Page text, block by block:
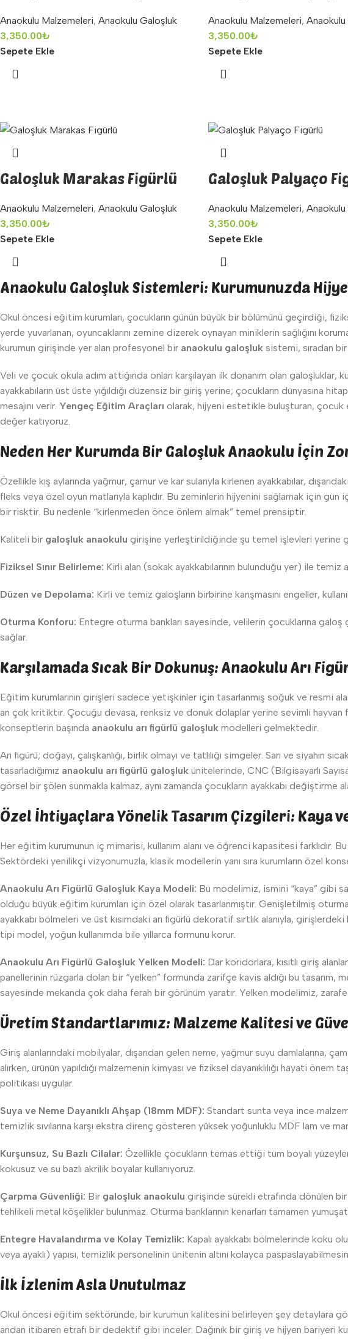
Anaokulu Malzemeleri, Anaokulu Galoşluk
3,350.00₺
Sepete Ekle
Anaokulu Malzemeleri,
3,350.00₺
Sepete Ekle
Galoşluk Marakas Figürlü
Anaokulu Malzemeleri, Anaokulu Galoşluk
3,350.00₺
Sepete Ekle
Galoşluk Palyaço
Anaokulu Malzemeleri,
3,350.00₺
Sepete Ekle
Anaokulu Galoşluk Sistemleri: Kurumunuzda
Okul öncesi eğitim kurumları, çocukların günün büyük bir bölümünü geçirdiği,
yerde yuvarlanan, oyuncaklarını zemine dizerek oynayan miniklerin sağlığını
kurumun girişinde yer alan profesyonel bir anaokulu galoşluk sistemi, sıradan
Veli ve çocuk okula adım attığında onları karşılayan ilk donanım olan
ayakkabıların üst üste yığıldığı düzensiz bir giriş yerine; çocukların dünyasına
mesajını verir. Yengeç Eğitim Araçları olarak, hijyeni estetikle buluşturan, çocuk
değer katıyoruz.
Neden Her Kurumda Bir Galoşluk Anaokulu İçin
Özellikle kış aylarında yağmur, çamur ve kar sularıyla kirlenen ayakkabılar,
fleks veya özel oyun matlarıyla kaplıdır. Bu zeminlerin hijyenini sağlamak için
bir risktir. Bu nedenle “kirlenmeden önce önlem almak” temel prensiptir.
Kaliteli bir galoşluk anaokulu girişine yerleştirildiğinde şu temel işlevleri yerine
Fiziksel Sınır Belirleme: Kirli alan (sokak ayakkabılarının bulunduğu yer) ile temiz
Düzen ve Depolama: Kirli ve temiz galoşların birbirine karışmasını engeller,
Oturma Konforu: Entegre oturma bankları sayesinde, velilerin çocuklarına
sağlar.
Karşılamada Sıcak Bir Dokunuş: Anaokulu Arı
Eğitim kurumlarının girişleri sadece yetişkinler için tasarlanmış soğuk ve resmi
an çok kritiktir. Çocuğu devasa, renksiz ve donuk dolaplar yerine sevimli hayvan
konseptlerin başında anaokulu arı figürlü galoşluk modelleri gelmektedir.
Arı figürü; doğayı, çalışkanlığı, birlik olmayı ve tatlılığı simgeler. Sarı ve
tasarladığımız anaokulu arı figürlü galoşluk ünitelerinde, CNC (Bilgisayarlı
görsel bir şölen sunmakla kalmaz, aynı zamanda çocukların ayakkabı değiştirme
Özel İhtiyaçlara Yönelik Tasarım Çizgileri: Kaya
Her eğitim kurumunun iç mimarisi, kullanım alanı ve öğrenci kapasitesi farklıdır.
Sektördeki yenilikçi vizyonumuzla, klasik modellerin yanı sıra kurumların özel
Anaokulu Arı Figürlü Galoşluk Kaya Modeli: Bu modelimiz, ismini “kaya” gibi
olduğu büyük eğitim kurumları için özel olarak tasarlanmıştır. Genişletilmiş
ayakkabı bölmeleri ve üst kısımdaki arı figürlü dekoratif sırtlık alanıyla,
tipi model, yoğun kullanımda bile yıllarca formunu korur.
Anaokulu Arı Figürlü Galoşluk Yelken Modeli: Dar koridorlara, kısıtlı giriş
panellerinin rüzgarla dolan bir “yelken” formunda zarifçe kavis aldığı bu tasarım,
sayesinde mekanda çok daha ferah bir görünüm yaratır. Yelken modelimiz,
Üretim Standartlarımız: Malzeme Kalitesi ve
Giriş alanlarındaki mobilyalar, dışarıdan gelen neme, yağmur suyu damlalarına,
alırken, ürünün yapıldığı malzemenin kimyası ve fiziksel dayanıklılığı hayati
politikası uygular.
Suya ve Neme Dayanıklı Ahşap (18mm MDF): Standart sunta veya ince
temizlik sıvılarına karşı ekstra direnç gösteren yüksek yoğunluklu MDF lam ve
Kurşunsuz, Su Bazlı Cilalar: Özellikle çocukların temas ettiği tüm boyalı
kokusuz ve su bazlı akrilik boyalar kullanıyoruz.
Çarpma Güvenliği: Bir galoşluk anaokulu girişinde sürekli etrafında dönülen bir
tehlikeli metal köşelikler bulunmaz. Oturma banklarının kenarları tamamen
Entegre Havalandırma ve Kolay Temizlik: Kapalı ayakkabı bölmelerinde koku
veya ayaklı) yapısı, temizlik personelinin ünitenin altını kolayca
İlk İzlenim Asla Unutulmaz
Okul öncesi eğitim sektöründe, bir kurumun kalitesini belirleyen şey detaylara
andan itibaren etrafı bir dedektif gibi inceler. Dağınık bir giriş ve hijyen bariyeri